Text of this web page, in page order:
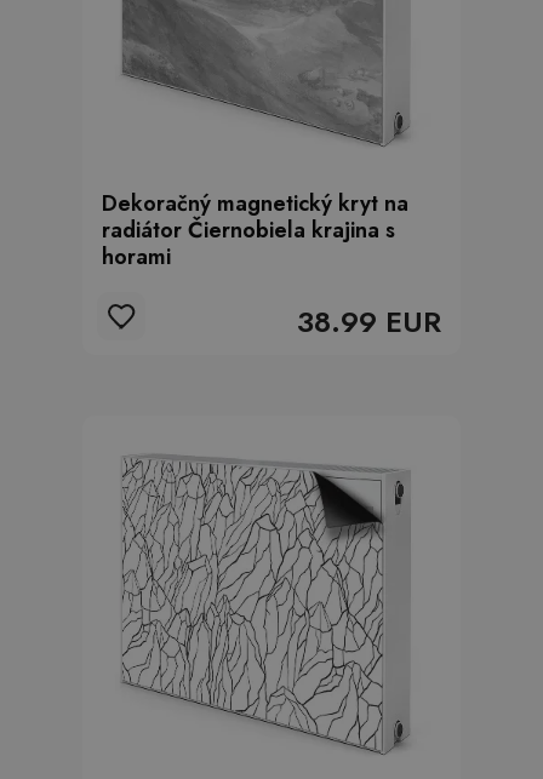
Dekoračný magnetický kryt na
radiátor Čiernobiela krajina s
horami
38.99 EUR